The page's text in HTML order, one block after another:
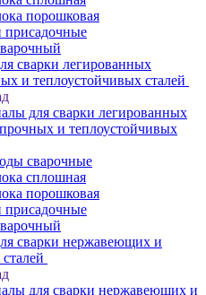
порошковая
присадочные
сварки легированных
и теплоустойчивых сталей
для сварки легированных
и теплоустойчивых
сварочные
сплошная
порошковая
присадочные
сварки нержавеющих и
для сварки нержавеющих и